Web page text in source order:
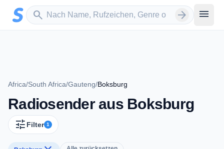
Zum Hauptinhalt springen
search
Sender suchen arrow_forward menu
Africa/South Africa/Gauteng/Boksburg
Radiosender aus Boksburg
tune Filter 1